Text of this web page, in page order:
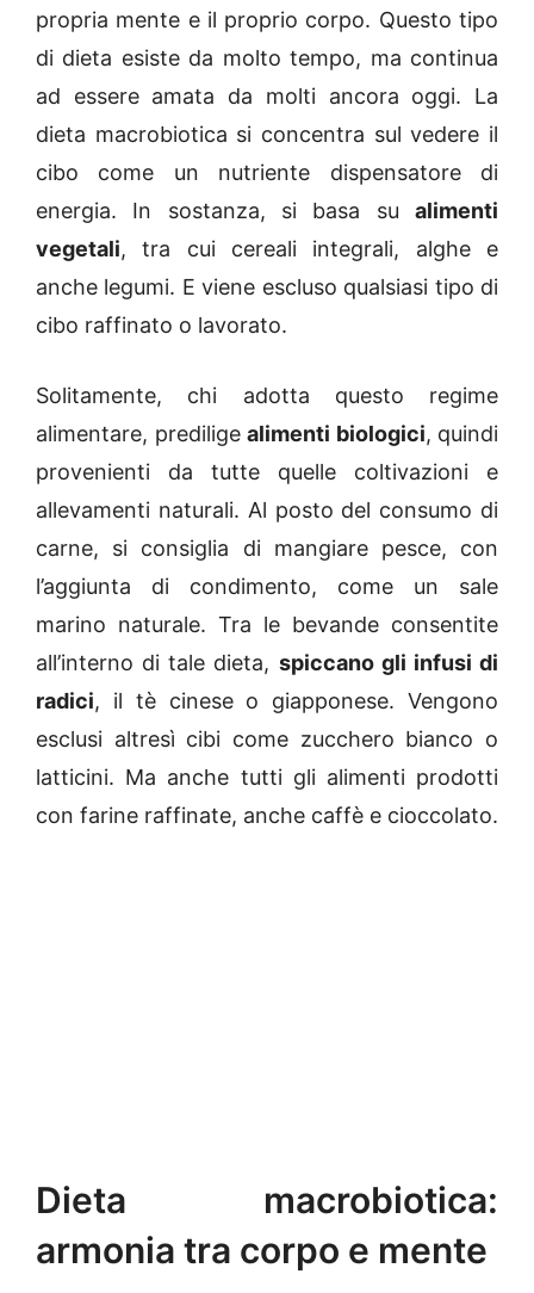
propria mente e il proprio corpo. Questo tipo
di dieta esiste da molto tempo, ma continua
ad essere amata da molti ancora oggi. La
dieta macrobiotica si concentra sul vedere il
cibo come un nutriente dispensatore di
energia. In sostanza, si basa su alimenti
vegetali, tra cui cereali integrali, alghe e
anche legumi. E viene escluso qualsiasi tipo di
cibo raffinato o lavorato.
Solitamente, chi adotta questo regime
alimentare, predilige alimenti biologici, quindi
provenienti da tutte quelle coltivazioni e
allevamenti naturali. Al posto del consumo di
carne, si consiglia di mangiare pesce, con
l’aggiunta di condimento, come un sale
marino naturale. Tra le bevande consentite
all’interno di tale dieta, spiccano gli infusi di
radici, il tè cinese o giapponese. Vengono
esclusi altresì cibi come zucchero bianco o
latticini. Ma anche tutti gli alimenti prodotti
con farine raffinate, anche caffè e cioccolato.
Dieta macrobiotica:
armonia tra corpo e mente